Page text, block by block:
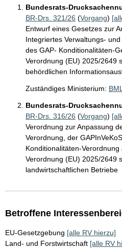
Bundesrats-
BR-Drs. 321/26 (Vorgang)
Entwurf eines Gesetzes zur
Integriertes Verwaltungs-
des GAP- Konditionalitäten-
Verordnung (EU) 2025/2649
behördlichen
Zuständiges Ministerium:
Bundesrats-
BR-Drs. 316/26 (Vorgang)
Verordnung zur Anpassung
Verordnung, der
Konditionalitäten-
Verordnung (EU) 2025/2649
landwirtschaftlichen Betriebe
Betroffene
EU-Gesetzgebung [alle RV hierzu]
Land- und Forstwirtschaft [alle RV